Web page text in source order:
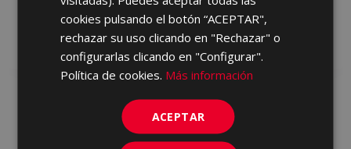
Añadir a favoritos Añadir a favoritos
cookies pulsando el botón “ACEPTAR",
rechazar su uso clicando en "Rechazar" o
configurarlas clicando en "Configurar".
Política de cookies. Más información
ACEPTAR